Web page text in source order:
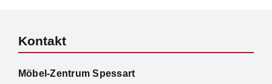
Kontakt
Möbel-Zentrum Spessart